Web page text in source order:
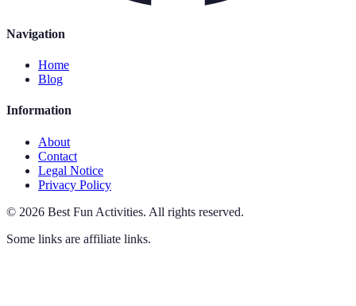
Navigation
Home
Blog
Information
About
Contact
Legal Notice
Privacy Policy
© 2026 Best Fun Activities. All rights reserved.
Some links are affiliate links.